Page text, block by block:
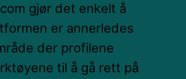
gjør det enkelt å
er annerledes
der profilene
til å gå rett på